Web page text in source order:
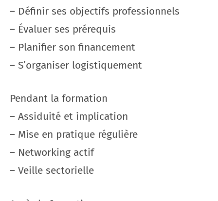
– Définir ses objectifs professionnels
– Évaluer ses prérequis
– Planifier son financement
– S’organiser logistiquement
Pendant la formation
– Assiduité et implication
– Mise en pratique régulière
– Networking actif
– Veille sectorielle